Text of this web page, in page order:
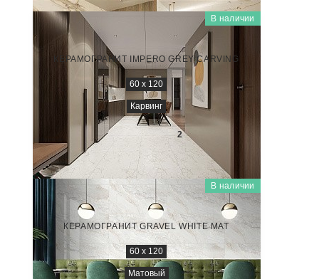
В наличии
NTT99519M
КЕРАМОГРАНИТ IMPERO GREY CARVING
60 x 120
Карвинг
2 800 ₽/м2
В наличии
GRAVEL
NTT99514M
КЕРАМОГРАНИТ GRAVEL WHITE MAT
60 x 120
Матовый